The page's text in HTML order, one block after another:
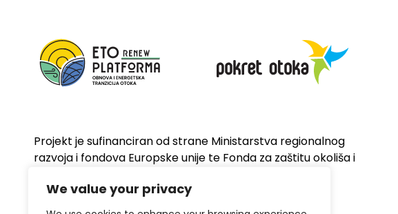
We value your privacy
Projekt je sufinanciran od strane Ministarstva regionalnog
razvoja i fondova Europske unije te Fonda za zaštitu okoliša i